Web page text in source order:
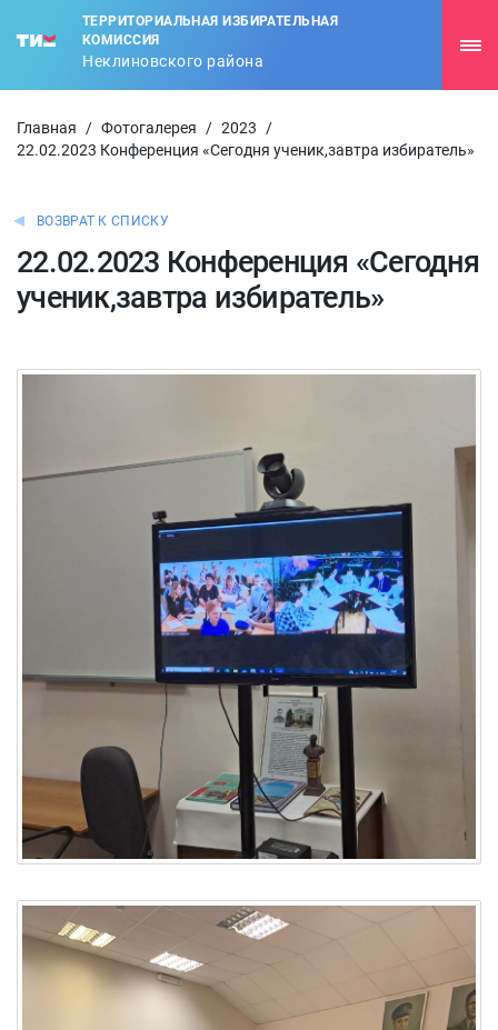
ТЕРРИТОРИАЛЬНАЯ ИЗБИРАТЕЛЬНАЯ
КОМИССИЯ
Неклиновского района
Главная / Фотогалерея / 2023
/
22.02.2023 Конференция «Сегодня ученик,завтра избиратель»
ВОЗВРАТ К СПИСКУ
22.02.2023 Конференция «Сегодня
ученик,завтра избиратель»